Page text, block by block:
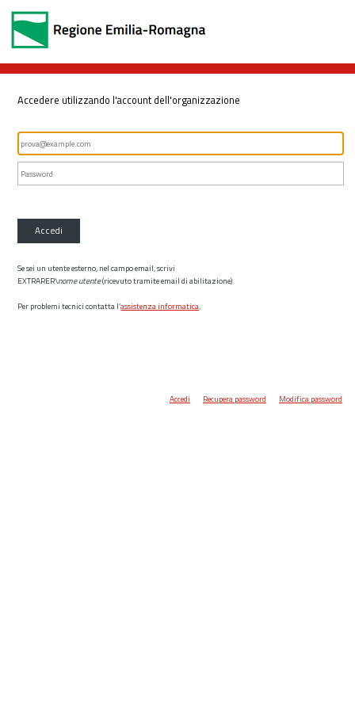
Accedere utilizzando l'account dell'organizzazione
Accedi
Se sei un utente esterno, nel campo email, scrivi
EXTRARER\nome utente(ricevuto tramite email di abilitazione)
Per problemi tecnici contatta l’assistenza informatica.
Accedi Recupera password Modifica password